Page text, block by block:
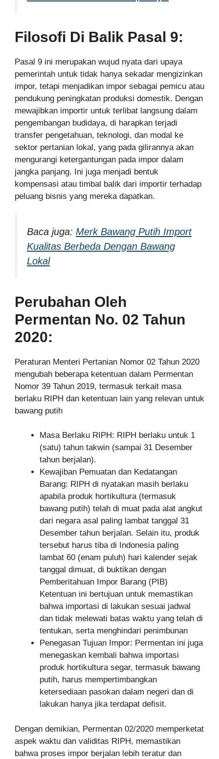
Filosofi Di Balik Pasal 9:
Pasal 9 ini merupakan wujud nyata dari upaya
pemerintah untuk tidak hanya sekadar mengizinkan
impor, tetapi menjadikan impor sebagai pemicu atau
pendukung peningkatan produksi domestik. Dengan
mewajibkan importir untuk terlibat langsung dalam
pengembangan budidaya, di harapkan terjadi
transfer pengetahuan, teknologi, dan modal ke
sektor pertanian lokal, yang pada gilirannya akan
mengurangi ketergantungan pada impor dalam
jangka panjang. Ini juga menjadi bentuk
kompensasi atau timbal balik dari importir terhadap
peluang bisnis yang mereka dapatkan.
Baca juga: Merk Bawang Putih Import
Kualitas Berbeda Dengan Bawang
Lokal
Perubahan Oleh
Permentan No. 02 Tahun
2020:
Peraturan Menteri Pertanian Nomor 02 Tahun 2020
mengubah beberapa ketentuan dalam Permentan
Nomor 39 Tahun 2019, termasuk terkait masa
berlaku RIPH dan ketentuan lain yang relevan untuk
bawang putih
Masa Berlaku RIPH: RIPH berlaku untuk 1
(satu) tahun takwin (sampai 31 Desember
tahun berjalan).
Kewajiban Pemuatan dan Kedatangan
Barang: RIPH di nyatakan masih berlaku
apabila produk hortikultura (termasuk
bawang putih) telah di muat pada alat angkut
dari negara asal paling lambat tanggal 31
Desember tahun berjalan. Selain itu, produk
tersebut harus tiba di Indonesia paling
lambat 60 (enam puluh) hari kalender sejak
tanggal dimuat, di buktikan dengan
Pemberitahuan Impor Barang (PIB)
Ketentuan ini bertujuan untuk memastikan
bahwa importasi di lakukan sesuai jadwal
dan tidak melewati batas waktu yang telah di
tentukan, serta menghindari penimbunan
Penegasan Tujuan Impor: Permentan ini juga
menegaskan kembali bahwa importasi
produk hortikultura segar, termasuk bawang
putih, harus mempertimbangkan
ketersediaan pasokan dalam negeri dan di
lakukan hanya jika terdapat defisit.
Dengan demikian, Permentan 02/2020 memperketat
aspek waktu dan validitas RIPH, memastikan
bahwa proses impor berjalan lebih teratur dan